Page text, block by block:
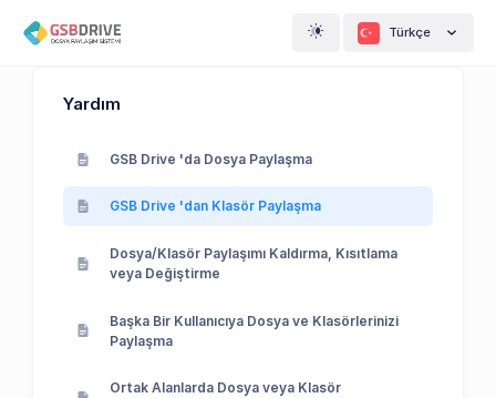
Türkçe
Yardım
GSB Drive 'da Dosya Paylaşma
GSB Drive 'dan Klasör Paylaşma
Dosya/Klasör Paylaşımı Kaldırma, Kısıtlama
veya Değiştirme
Başka Bir Kullanıcıya Dosya ve Klasörlerinizi
Paylaşma
Ortak Alanlarda Dosya veya Klasör